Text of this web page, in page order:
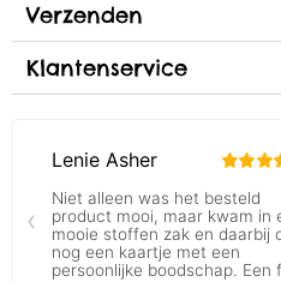
Verzenden
Klantenservice